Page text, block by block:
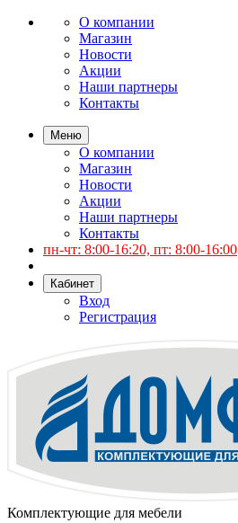
О компании
Магазин
Новости
Акции
Наши партнеры
Контакты
Меню
О компании
Магазин
Новости
Акции
Наши партнеры
Контакты
пн-чт: 8:00-16:20, пт: 8:00-16:00
Кабинет
Вход
Регистрация
Комплектующие для мебели